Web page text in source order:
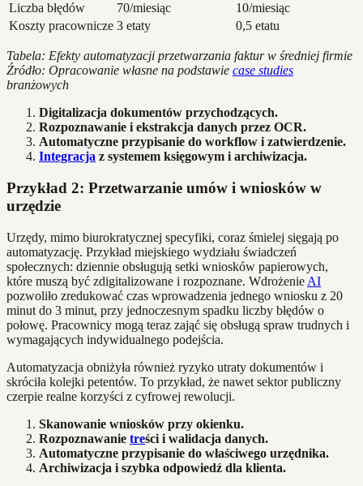
Liczba błędów
70/miesiąc
10/miesiąc
Koszty pracownicze 3 etaty 0,5 etatu
Tabela: Efekty automatyzacji przetwarzania faktur w średniej firmie
Źródło: Opracowanie własne na podstawie case studies
branżowych
Digitalizacja dokumentów przychodzących.
Rozpoznawanie i ekstrakcja danych przez OCR.
Automatyczne przypisanie do workflow i zatwierdzenie.
Integracja z systemem księgowym i archiwizacja.
Przykład 2: Przetwarzanie umów i wniosków w
urzędzie
Urzędy, mimo biurokratycznej specyfiki, coraz śmielej sięgają po
automatyzację. Przykład miejskiego wydziału świadczeń
społecznych: dziennie obsługują setki wniosków papierowych,
które muszą być zdigitalizowane i rozpoznane. Wdrożenie AI
pozwoliło zredukować czas wprowadzenia jednego wniosku z 20
minut do 3 minut, przy jednoczesnym spadku liczby błędów o
połowę. Pracownicy mogą teraz zająć się obsługą spraw trudnych i
wymagających indywidualnego podejścia.
Automatyzacja obniżyła również ryzyko utraty dokumentów i
skróciła kolejki petentów. To przykład, że nawet sektor publiczny
czerpie realne korzyści z cyfrowej rewolucji.
Skanowanie wniosków przy okienku.
Rozpoznawanie treści i walidacja danych.
Automatyczne przypisanie do właściwego urzędnika.
Archiwizacja i szybka odpowiedź dla klienta.